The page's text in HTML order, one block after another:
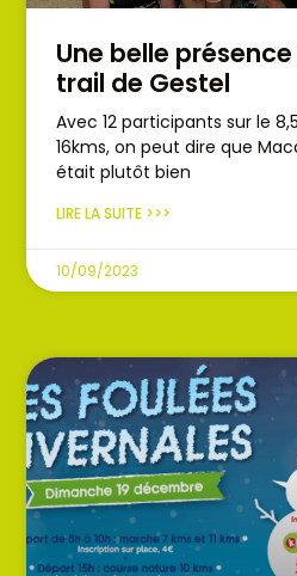
Une belle
trail de Gestel
Avec 12 participants sur le
16kms, on peut dire que
était plutôt bien
LIRE LA SUITE >>>
10/09/2023